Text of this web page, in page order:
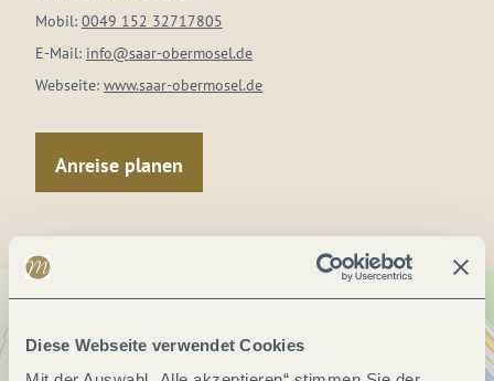
Diese Webseite verwendet Cookies
Mobil: 0049 152 32717805
E-Mail: info@saar-obermosel.de
Webseite: www.saar-obermosel.de
Anreise planen